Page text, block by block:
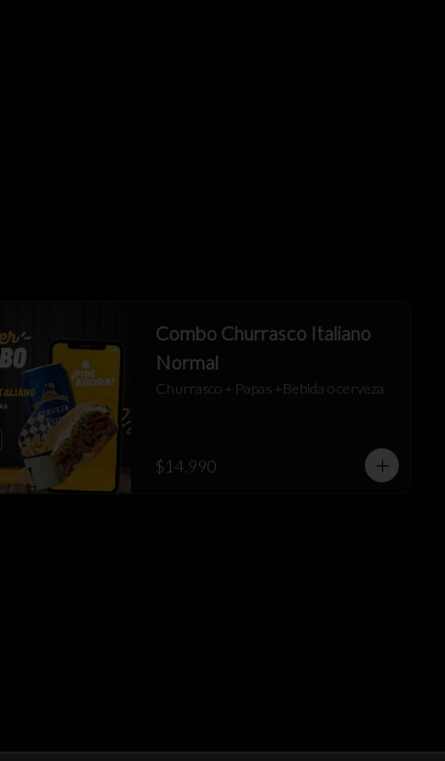
Combo Churrasco Italiano
Normal
Churrasco + Papas +Bebida o cerveza
$14.990